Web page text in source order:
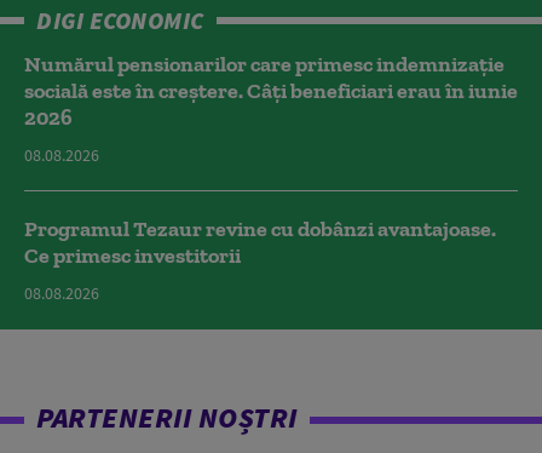
DIGI ECONOMIC
Numărul pensionarilor care primesc indemnizaţie
socială este în creștere. Câți beneficiari erau în iunie
2026
08.08.2026
Programul Tezaur revine cu dobânzi avantajoase.
Ce primesc investitorii
08.08.2026
PARTENERII NOȘTRI